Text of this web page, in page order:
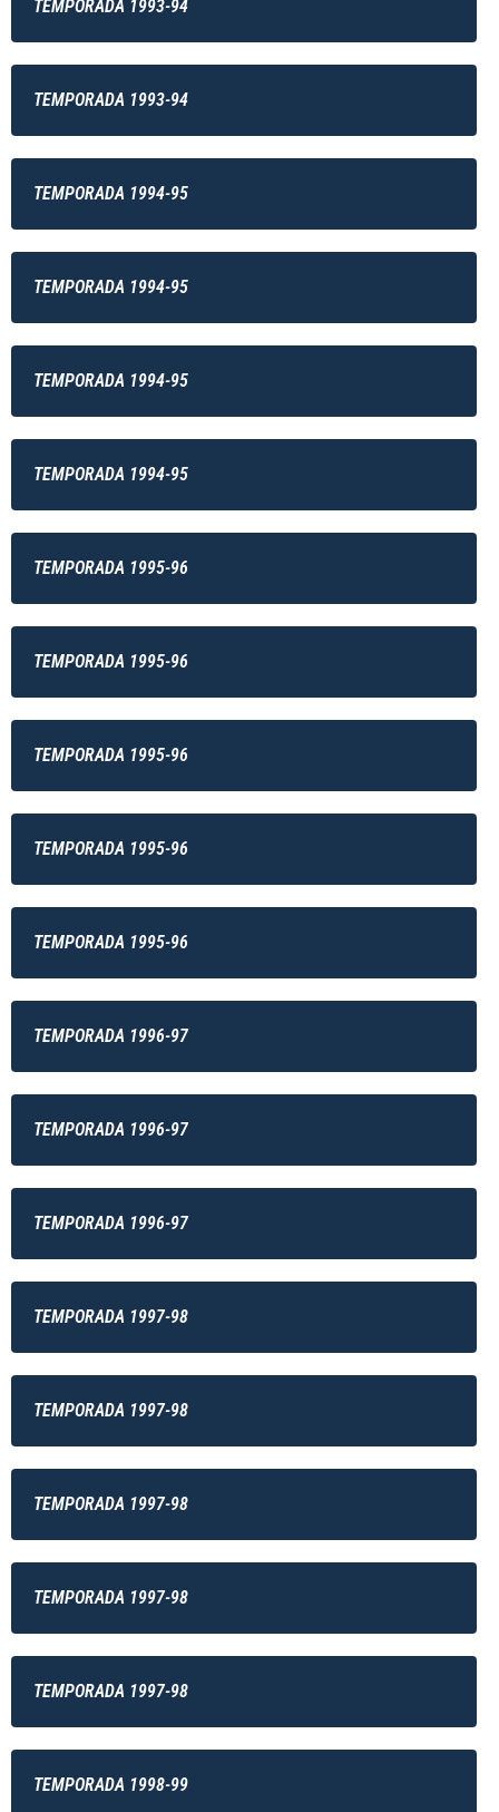
TEMPORADA 1993-94
TEMPORADA 1993-94
TEMPORADA 1994-95
TEMPORADA 1994-95
TEMPORADA 1994-95
TEMPORADA 1994-95
TEMPORADA 1995-96
TEMPORADA 1995-96
TEMPORADA 1995-96
TEMPORADA 1995-96
TEMPORADA 1995-96
TEMPORADA 1996-97
TEMPORADA 1996-97
TEMPORADA 1996-97
TEMPORADA 1997-98
TEMPORADA 1997-98
TEMPORADA 1997-98
TEMPORADA 1997-98
TEMPORADA 1997-98
TEMPORADA 1998-99